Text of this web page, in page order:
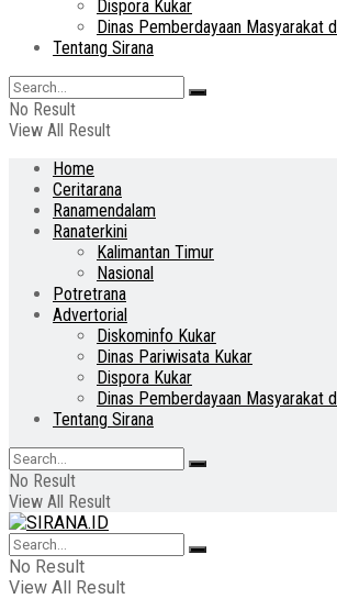
Dispora Kukar
Dinas Pemberdayaan Masyarakat
Tentang Sirana
No Result
View All Result
Home
Ceritarana
Ranamendalam
Ranaterkini
Kalimantan Timur
Nasional
Potretrana
Advertorial
Diskominfo Kukar
Dinas Pariwisata Kukar
Dispora Kukar
Dinas Pemberdayaan Masyarakat
Tentang Sirana
No Result
View All Result
No Result
View All Result